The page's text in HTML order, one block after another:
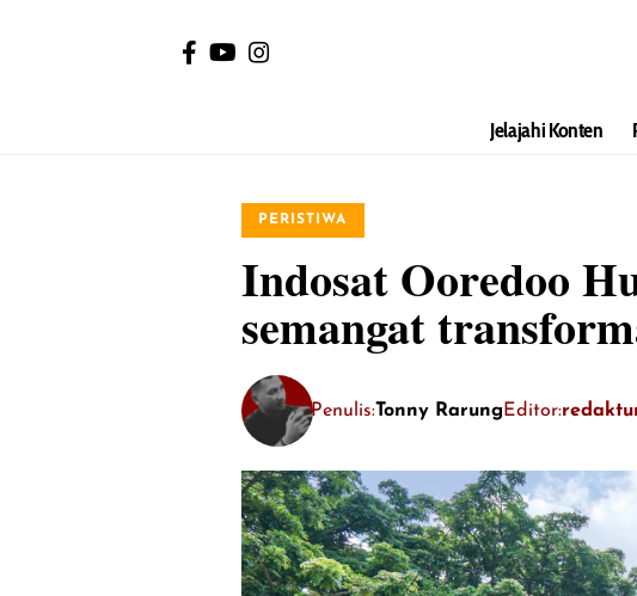
Jelajahi Konten
PERISTIWA
Indosat Ooredoo
semangat
Penulis:Tonny Rarung Editor: